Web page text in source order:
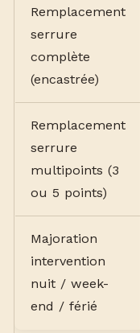
Remplacement
serrure
complète
(encastrée)
Remplacement
serrure
multipoints (3
ou 5 points)
Majoration
intervention
nuit / week-
end / férié